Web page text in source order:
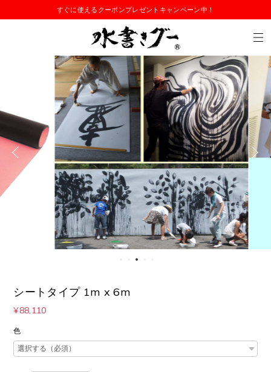
すぐに使えるクーポンプレゼントキャンペーン中！
シートタイプ 1m x 6m
¥88,110
色